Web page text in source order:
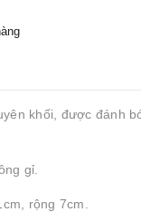
khối, được đánh
gỉ.
rộng 7cm.